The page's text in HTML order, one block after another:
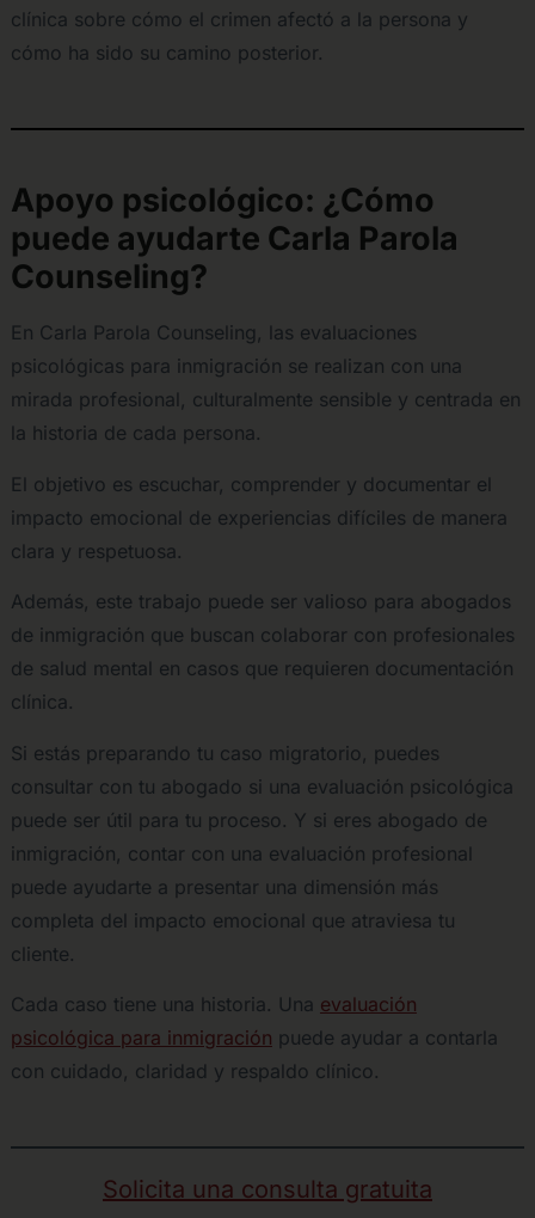
clínica sobre cómo el crimen afectó a la persona y
cómo ha sido su camino posterior.
Apoyo psicológico: ¿Cómo
puede ayudarte Carla Parola
Counseling?
En Carla Parola Counseling, las evaluaciones
psicológicas para inmigración se realizan con una
mirada profesional, culturalmente sensible y centrada en
la historia de cada persona.
El objetivo es escuchar, comprender y documentar el
impacto emocional de experiencias difíciles de manera
clara y respetuosa.
Además, este trabajo puede ser valioso para abogados
de inmigración que buscan colaborar con profesionales
de salud mental en casos que requieren documentación
clínica.
Si estás preparando tu caso migratorio, puedes
consultar con tu abogado si una evaluación psicológica
puede ser útil para tu proceso. Y si eres abogado de
inmigración, contar con una evaluación profesional
puede ayudarte a presentar una dimensión más
completa del impacto emocional que atraviesa tu
cliente.
Cada caso tiene una historia. Una evaluación
psicológica para inmigración puede ayudar a contarla
con cuidado, claridad y respaldo clínico.
Solicita una consulta gratuita